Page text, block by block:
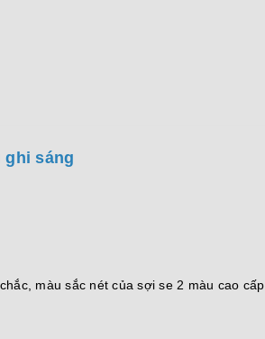
ghi sáng
màu sắc nét của sợi se 2 màu cao cấp.